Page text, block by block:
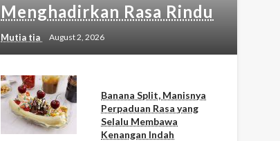
Menghadirkan Rasa Rindu
Mutia tia August 2, 2026
Banana Split, Manisnya
Perpaduan Rasa yang
Selalu Membawa
Kenangan Indah